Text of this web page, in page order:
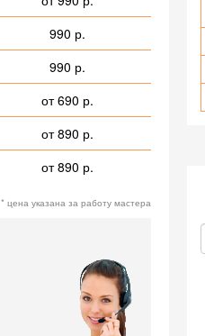
990 р.
990 р.
от 690 р.
от 890 р.
от 890 р.
* цена указана за работу мастера